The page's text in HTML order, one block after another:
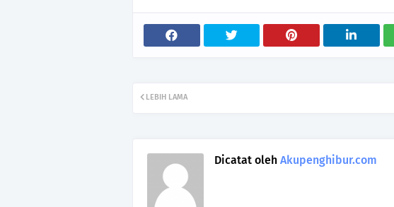
LEBIH LAMA
Dicatat oleh Akupenghibur.com